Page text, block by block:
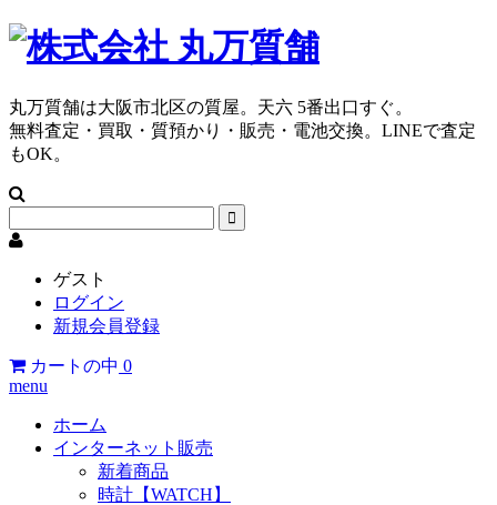
丸万質舗は大阪市北区の質屋。天六 5番出口すぐ。
無料査定・買取・質預かり・販売・電池交換。LINEで査定
もOK。
ゲスト
ログイン
新規会員登録
カートの中 0
menu
ホーム
インターネット販売
新着商品
時計【WATCH】